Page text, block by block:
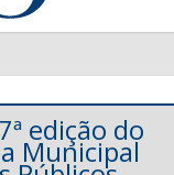
edição do
Municipal